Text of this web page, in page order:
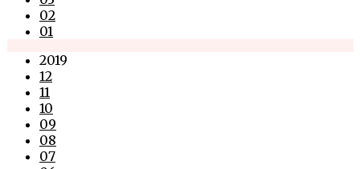
02
01
2019
12
11
10
09
08
07